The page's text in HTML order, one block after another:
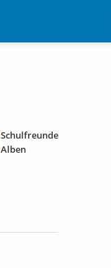
Schulfreunde
Alben